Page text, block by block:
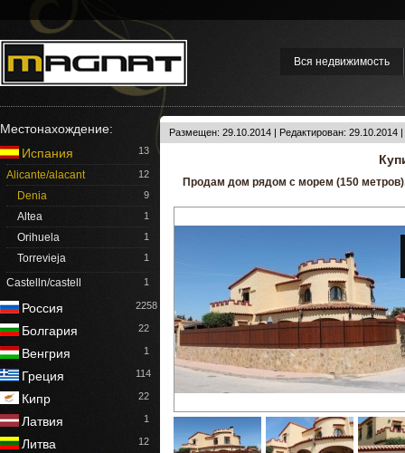
Вся недвижимость
Местонахождение:
Испания
13
Alicante/alacant 12
Denia 9
Altea 1
Orihuela 1
Torrevieja 1
Castelln/castell 1
Россия 2258
Болгария 22
Венгрия 1
Греция 114
Кипр 22
Латвия 1
Литва 12
Размещен: 29.10.2014 | Редактирован: 29.10.2014
Продам дом рядом с морем (150